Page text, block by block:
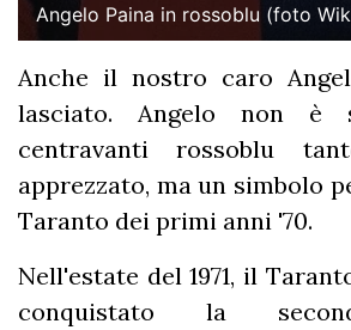
Angelo Paina in rossoblu (foto
Anche il nostro caro
lasciato. Angelo non
centravanti rossoblu
apprezzato, ma un simbolo
Taranto dei primi anni '70.
Nell'estate del 1971, il
conquistato la